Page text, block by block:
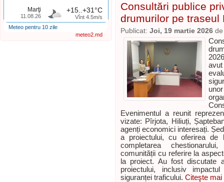
Marţi
11.08.26
+15..+31°C
Vînt 4.5m/s
Meteo pentru 10 zile
meteo2.md
Consultări publice
drumurilor pe traseul
Publicat: Joi, 19 martie 2026
Evenimentul a reunit
vizate: Pîrjota, Hiliuți,
agenți economici interesați.
a proiectului, cu oferirea de
completarea
comunității cu referire la
la proiect. Au fost discutate
proiectului, inclusiv
siguranței traficului. Citeşte mai